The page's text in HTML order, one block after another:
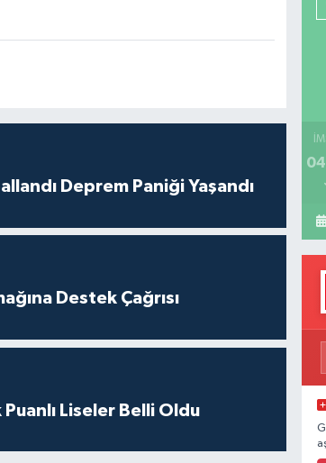
Deprem Paniği Yaşandı
Destek Çağrısı
Liseler Belli Oldu